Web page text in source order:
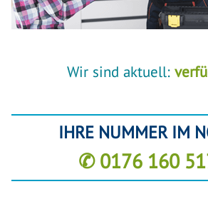
Wir sind aktuell:
IHRE NUMMER IM
✆ 0176 160